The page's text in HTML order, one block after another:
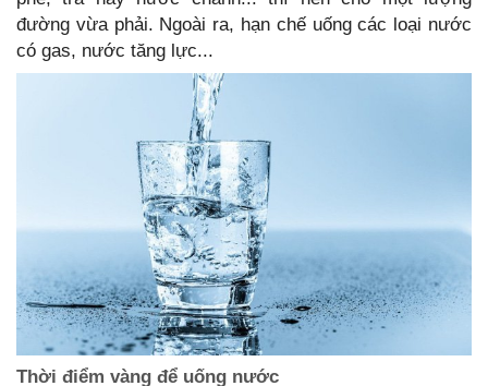
đường vừa phải. Ngoài ra, hạn chế uống các loại nước
có gas, nước tăng lực...
Thời điểm vàng để uống nước